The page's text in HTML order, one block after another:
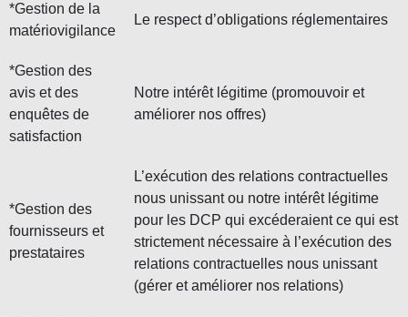
*Gestion de la
matériovigilance
Le respect d’obligations réglementaires
*Gestion des
avis et des
enquêtes de
satisfaction
Notre intérêt légitime (promouvoir et
améliorer nos offres)
*Gestion des
fournisseurs et
prestataires
L’exécution des relations contractuelles
nous unissant ou notre intérêt légitime
pour les DCP qui excéderaient ce qui est
strictement nécessaire à l’exécution des
relations contractuelles nous unissant
(gérer et améliorer nos relations)